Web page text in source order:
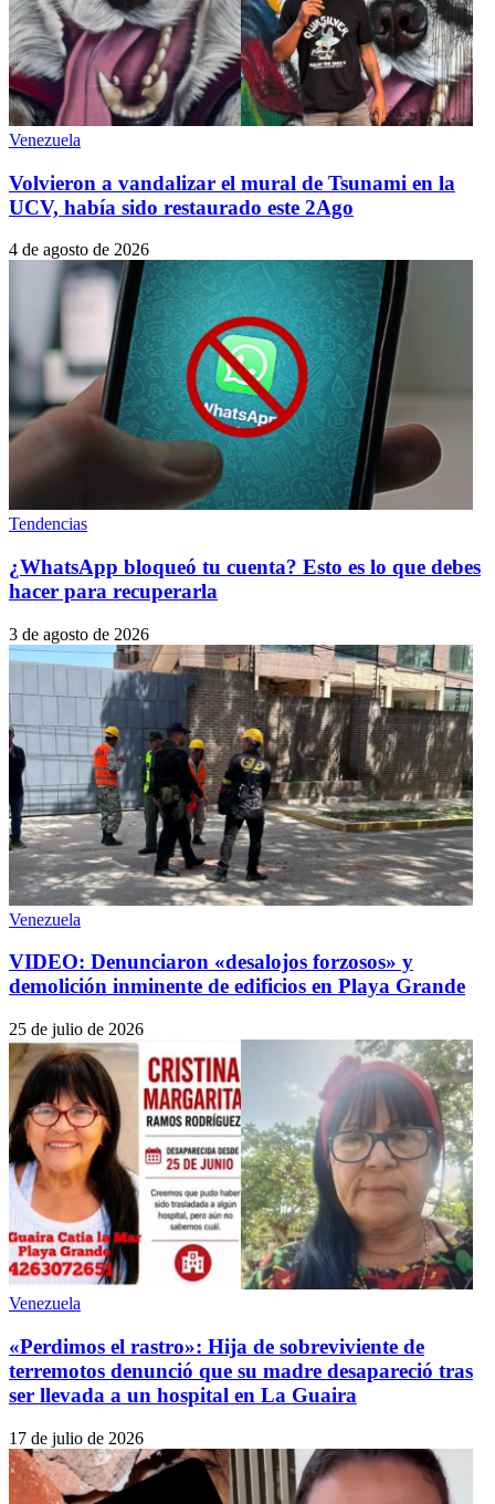
Venezuela
Volvieron a vandalizar el mural de Tsunami en la
UCV, había sido restaurado este 2Ago
4 de agosto de 2026
Tendencias
¿WhatsApp bloqueó tu cuenta? Esto es lo que debes
hacer para recuperarla
3 de agosto de 2026
Venezuela
VIDEO: Denunciaron «desalojos forzosos» y
demolición inminente de edificios en Playa Grande
25 de julio de 2026
Venezuela
«Perdimos el rastro»: Hija de sobreviviente de
terremotos denunció que su madre desapareció tras
ser llevada a un hospital en La Guaira
17 de julio de 2026